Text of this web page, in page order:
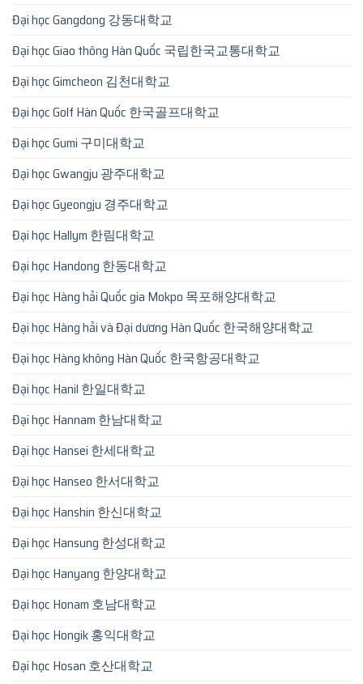
Đại học Gangdong 강동대학교
Đại học Giao thông Hàn Quốc 국립한국교통대학교
Đại học Gimcheon 김천대학교
Đại học Golf Hàn Quốc 한국골프대학교
Đại học Gumi 구미대학교
Đại học Gwangju 광주대학교
Đại học Gyeongju 경주대학교
Đại học Hallym 한림대학교
Đại học Handong 한동대학교
Đại học Hàng hải Quốc gia Mokpo 목포해양대학교
Đại học Hàng hải và Đại dương Hàn Quốc 한국해양대학교
Đại học Hàng không Hàn Quốc 한국항공대학교
Đại học Hanil 한일대학교
Đại học Hannam 한남대학교
Đại học Hansei 한세대학교
Đại học Hanseo 한서대학교
Đại học Hanshin 한신대학교
Đại học Hansung 한성대학교
Đại học Hanyang 한양대학교
Đại học Honam 호남대학교
Đại học Hongik 홍익대학교
Đại học Hosan 호산대학교